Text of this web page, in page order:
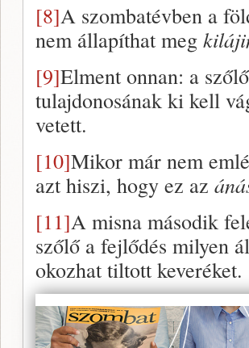
[8]A szombatévben a
nem állapíthat meg
[9]Elment onnan: a
tulajdonosának ki kell
vetett.
[10]Mikor már nem
azt hiszi, hogy ez az
[11]A misna második
szőlő a fejlődés milyen
okozhat tiltott keveréket.